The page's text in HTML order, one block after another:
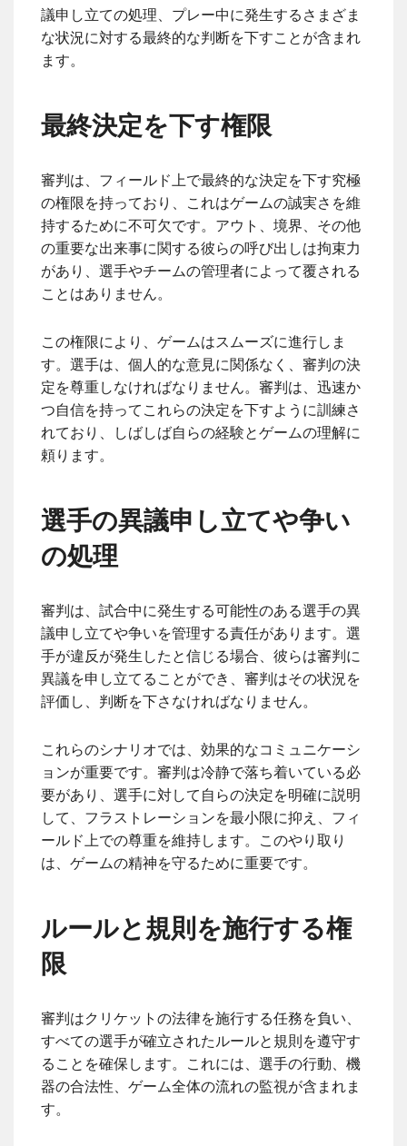
議申し立ての処理、プレー中に発生するさまざま
な状況に対する最終的な判断を下すことが含まれ
ます。
最終決定を下す権限
審判は、フィールド上で最終的な決定を下す究極
の権限を持っており、これはゲームの誠実さを維
持するために不可欠です。アウト、境界、その他
の重要な出来事に関する彼らの呼び出しは拘束力
があり、選手やチームの管理者によって覆される
ことはありません。
この権限により、ゲームはスムーズに進行しま
す。選手は、個人的な意見に関係なく、審判の決
定を尊重しなければなりません。審判は、迅速か
つ自信を持ってこれらの決定を下すように訓練さ
れており、しばしば自らの経験とゲームの理解に
頼ります。
選手の異議申し立てや争い
の処理
審判は、試合中に発生する可能性のある選手の異
議申し立てや争いを管理する責任があります。選
手が違反が発生したと信じる場合、彼らは審判に
異議を申し立てることができ、審判はその状況を
評価し、判断を下さなければなりません。
これらのシナリオでは、効果的なコミュニケーシ
ョンが重要です。審判は冷静で落ち着いている必
要があり、選手に対して自らの決定を明確に説明
して、フラストレーションを最小限に抑え、フィ
ールド上での尊重を維持します。このやり取り
は、ゲームの精神を守るために重要です。
ルールと規則を施行する権
限
審判はクリケットの法律を施行する任務を負い、
すべての選手が確立されたルールと規則を遵守す
ることを確保します。これには、選手の行動、機
器の合法性、ゲーム全体の流れの監視が含まれま
す。